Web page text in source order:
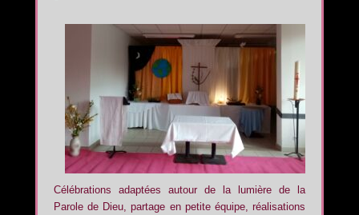
Célébrations adaptées autour de la lumière de la
Parole de Dieu, partage en petite équipe, réalisations